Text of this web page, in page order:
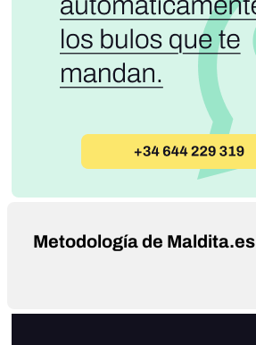
Metodología de Maldita.es